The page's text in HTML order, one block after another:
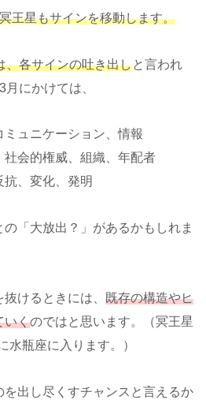
王星もサインを移動します。
、各サインの吐き出しと言われ
にかけては、
ュニケーション、情報
会的権威、組織、年配者
、変化、発明
「大放出？」があるかもしれま
けるときには、 既存の構造やヒ
いくのではと思います。（冥王星
水瓶座に入ります。）
出し尽くすチャンスと言えるか